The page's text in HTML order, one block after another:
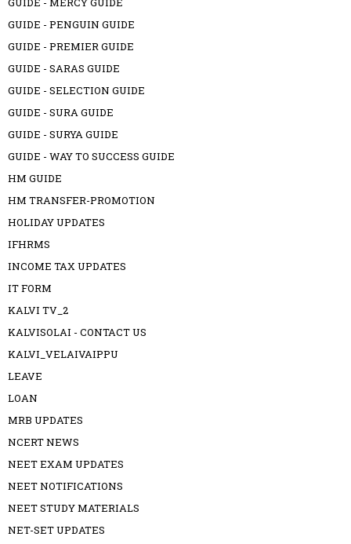
GUIDE - PENGUIN GUIDE
GUIDE - PREMIER GUIDE
GUIDE - SARAS GUIDE
GUIDE - SELECTION GUIDE
GUIDE - SURA GUIDE
GUIDE - SURYA GUIDE
GUIDE - WAY TO SUCCESS GUIDE
HM GUIDE
HM TRANSFER-PROMOTION
HOLIDAY UPDATES
IFHRMS
INCOME TAX UPDATES
IT FORM
KALVI TV_2
KALVISOLAI - CONTACT US
KALVI_VELAIVAIPPU
LEAVE
LOAN
MRB UPDATES
NCERT NEWS
NEET EXAM UPDATES
NEET NOTIFICATIONS
NEET STUDY MATERIALS
NET-SET UPDATES